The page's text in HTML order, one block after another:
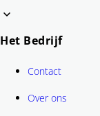
Het Bedrijf
Contact
Over ons